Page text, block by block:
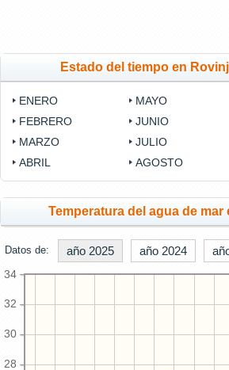
Estado del tiempo en
ENERO
FEBRERO
MARZO
ABRIL
MAYO
JUNIO
JULIO
AGOSTO
Temperatura del agua de mar
Datos de: año 2025 año 2024
28
30
32
34